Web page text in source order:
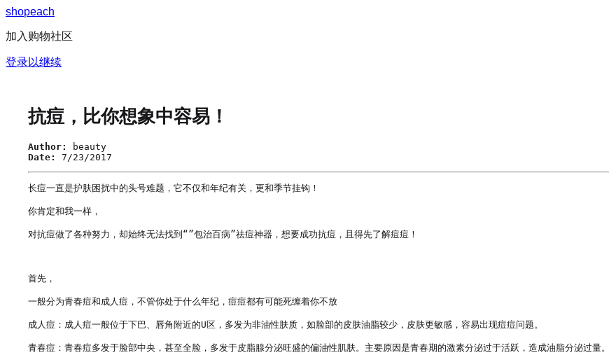
shopeach
加入购物社区
登录以继续
抗痘，比你想象中容易！
Author:
beauty
Date:
7/23/2017
长痘一直是护肤困扰中的头号难题，它不仅和年纪有关，更和季节挂钩！
你肯定和我一样，
对抗痘做了各种努力，却始终无法找到“”包治百病”祛痘神器，想要成功抗痘，且得先了解痘痘！
首先，
一般分为青春痘和成人痘，不管你处于什么年纪，痘痘都有可能死缠着你不放
成人痘：成人痘一般位于下巴、唇角附近的U区，多发为非油性肤质，如脸部的皮肤油脂较少，皮肤更敏感，容易出现痘痘问题。
青春痘：青春痘多发于脸部中央，甚至全脸，多发于皮脂腺分泌旺盛的偏油性肌肤。主要原因是青春期的激素分泌过于活跃，造成油脂分泌过量。